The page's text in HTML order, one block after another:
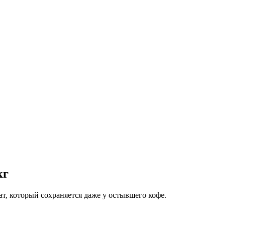
который сохраняется даже у остывшего кофе.